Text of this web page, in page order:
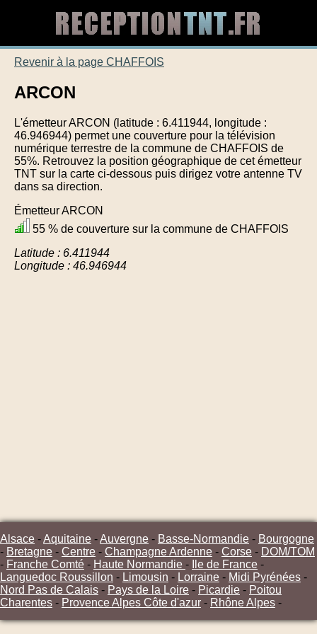
Revenir à la page CHAFFOIS
ARCON
L'émetteur ARCON (latitude : 6.411944, longitude :
46.946944) permet une couverture pour la télévision
numérique terrestre de la commune de CHAFFOIS de
55%. Retrouvez la position géographique de cet émetteur
TNT sur la carte ci-dessous puis dirigez votre antenne TV
dans sa direction.
Émetteur ARCON
55 % de couverture sur la commune de CHAFFOIS
Latitude : 6.411944
Longitude : 46.946944
Alsace -Aquitaine -Auvergne - Basse-Normandie - Bourgogne
- Bretagne - Centre - Champagne Ardenne - Corse - DOM/TOM
- Franche Comté - Haute Normandie - Ile de France -
Languedoc Roussillon - Limousin - Lorraine - Midi Pyrénées -
Nord Pas de Calais - Pays de la Loire - Picardie - Poitou
Charentes - Provence Alpes Côte d'azur - Rhône Alpes -